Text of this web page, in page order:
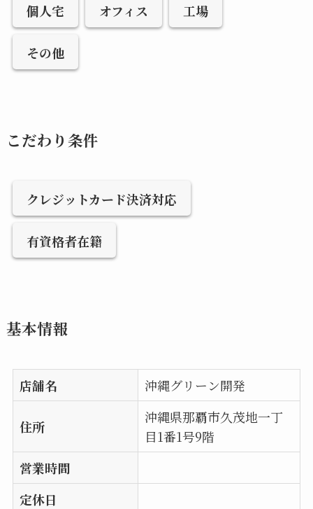
個人宅 オフィス 工場
その他
こだわり条件
クレジットカード決済対応
有資格者在籍
基本情報
店舗名 沖縄グリーン開発
住所
沖縄県那覇市久茂地一丁
目1番1号9階
営業時間
定休日